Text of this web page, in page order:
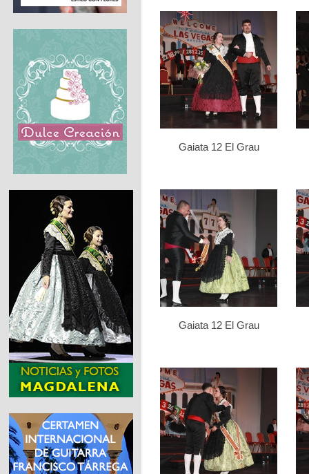
Gaiata 12 El Grau
Gaiata 12 El Grau